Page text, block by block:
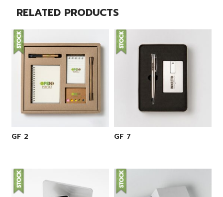
RELATED PRODUCTS
GF 2 GF 7